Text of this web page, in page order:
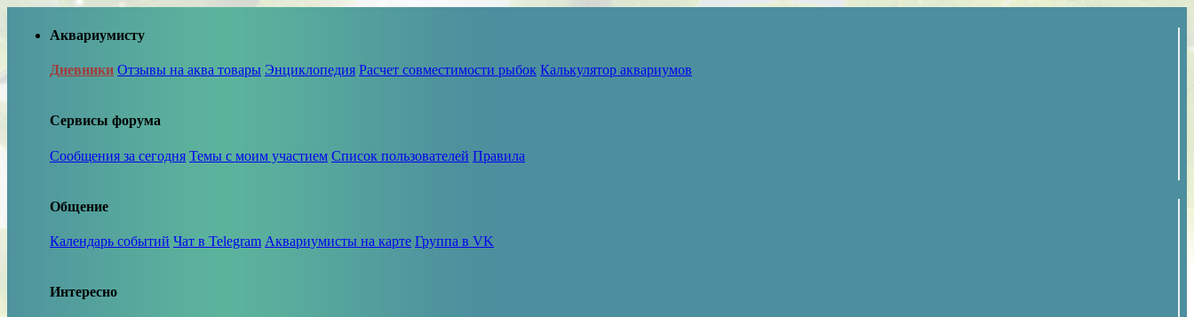
Аквариумисту
Дневники Отзывы на аква товары Энциклопедия Расчет совместимости рыбок Калькулятор аквариумов
Сервисы форума
Сообщения за сегодня Темы с моим участием Список пользователей Правила
Общение
Календарь событий Чат в Telegram Аквариумисты на карте Группа в VK
Интересно